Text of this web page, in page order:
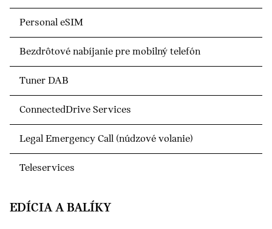
Personal eSIM
Bezdrôtové nabíjanie pre mobilný telefón
Tuner DAB
ConnectedDrive Services
Legal Emergency Call (núdzové volanie)
Teleservices
EDÍCIA A BALÍKY